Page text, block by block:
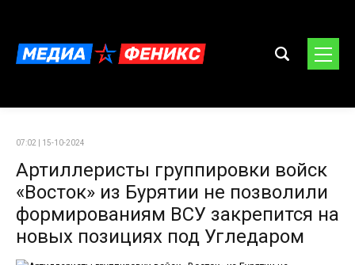
07:02 | 15-10-2024
Артиллеристы группировки войск
«Восток» из Бурятии не позволили
формированиям ВСУ закрепится на
новых позициях под Угледаром